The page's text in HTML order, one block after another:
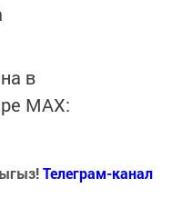
в
MАХ:
Телеграм-канал